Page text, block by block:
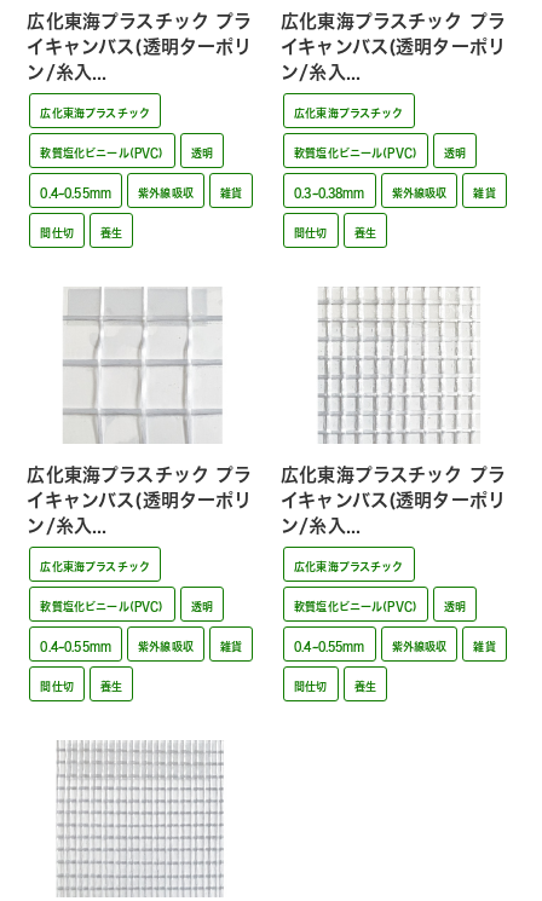
広化東海プラスチック プラ
イキャンバス(透明ターポリ
ン/糸入...
広化東海プラスチック
軟質塩化ビニール(PVC) 透明
0.4~0.55mm 紫外線吸収 雑貨
間仕切 養生
広化東海プラスチック プラ
イキャンバス(透明ターポリ
ン/糸入...
広化東海プラスチック
軟質塩化ビニール(PVC) 透明
0.3~0.38mm 紫外線吸収 雑貨
間仕切 養生
広化東海プラスチック プラ
イキャンバス(透明ターポリ
ン/糸入...
広化東海プラスチック
軟質塩化ビニール(PVC) 透明
0.4~0.55mm 紫外線吸収 雑貨
間仕切 養生
広化東海プラスチック プラ
イキャンバス(透明ターポリ
ン/糸入...
広化東海プラスチック
軟質塩化ビニール(PVC) 透明
0.4~0.55mm 紫外線吸収 雑貨
間仕切 養生